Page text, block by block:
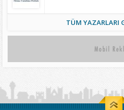
TÜM YAZARLARI